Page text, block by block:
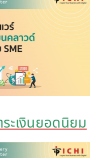
ะเงินยอดนิยม